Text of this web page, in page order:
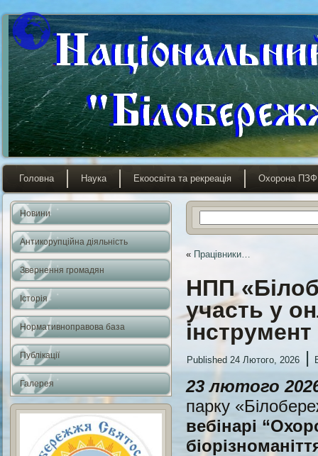
Головна Наука Екоосвіта та рекреація Охорона ПЗФ
Новини
Антикорупційна діяльність
Звернення громадян
Історія
Нормативноправова база
Публікації
Галерея
« Працівники…
НПП
участь у
Published 24 Лютого, 2026 |
23 лютого
парку
вебінарі